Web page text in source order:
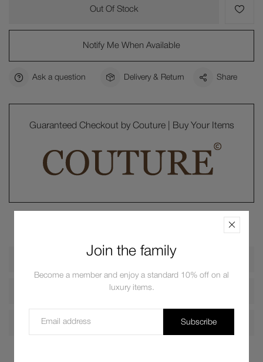
Out Of Stock
Notify Me When Available
Ask a question Delivery & Return Share
Guaranteed Checkout by Couture | Buy Your Items
Return
Join the family
Become a member and enjoy a standard 10% off on al
luxury items.
Subscribe